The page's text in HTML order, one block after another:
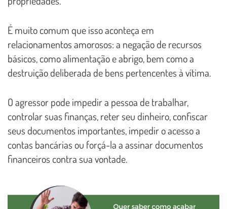
É muito comum que isso aconteça em
relacionamentos amorosos: a negação de recursos
básicos, como alimentação e abrigo, bem como a
destruição deliberada de bens pertencentes à vítima.
O agressor pode impedir a pessoa de trabalhar,
controlar suas finanças, reter seu dinheiro, confiscar
seus documentos importantes, impedir o acesso a
contas bancárias ou forçá-la a assinar documentos
financeiros contra sua vontade.